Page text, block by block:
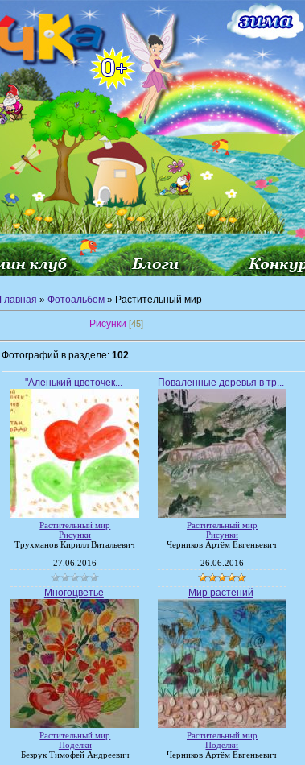
Главная » Фотоальбом » Растительный мир
Рисунки [45]
Фотографий в разделе: 102
"Аленький цветочек...
Растительный мир
Рисунки
Трухманов Кирилл Витальевич
27.06.2016
Поваленные деревья в тр...
Растительный мир
Рисунки
Черников Артём Евгеньевич
26.06.2016
Многоцветье
Растительный мир
Поделки
Безрук Тимофей Андреевич
Мир растений
Растительный мир
Поделки
Черников Артём Евгеньевич